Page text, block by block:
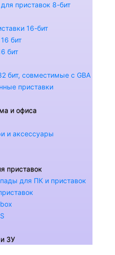
приставок 8-бит
16-бит
бит
бит
бит, совместимые с GBA
приставки
и офиса
и аксессуары
приставок
для ПК и приставок
и ЗУ